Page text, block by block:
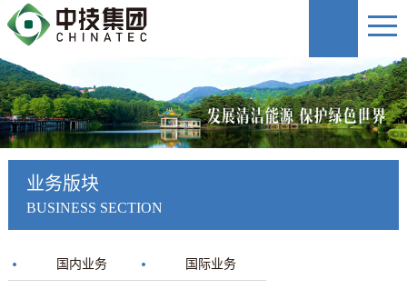
业务版块
BUSINESS SECTION
国内业务 国际业务